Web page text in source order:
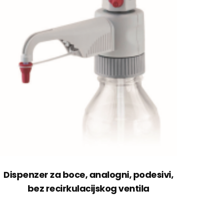
Dispenzer za boce, analogni, podesivi,
bez recirkulacijskog ventila